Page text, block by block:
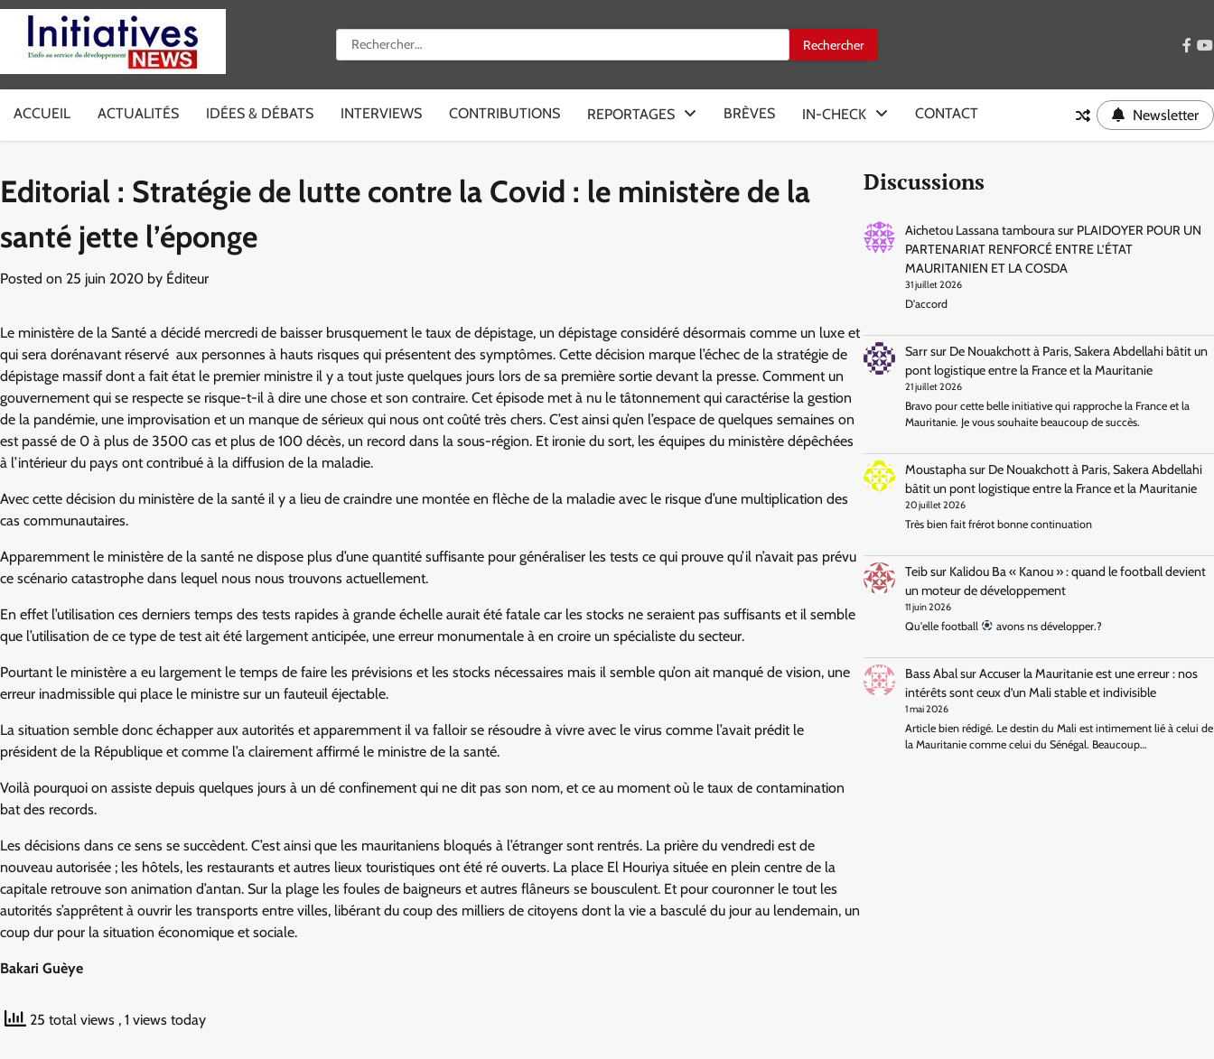
Skip
content
Rechercher :
ACCUEIL ACTUALITÉS IDÉES & DÉBATS INTERVIEWS CONTRIBUTIONS REPORTAGES BRÈVES IN-CHECK CONTACT Newsletter
Editorial : Stratégie de lutte contre la Covid : le ministère de la
santé jette l’éponge
Posted on 25 juin 2020 by Éditeur
Le ministère de la Santé a décidé mercredi de baisser brusquement le taux de dépistage, un dépistage considéré désormais comme un luxe et
qui sera dorénavant réservé aux personnes à hauts risques qui présentent des symptômes. Cette décision marque l’échec de la stratégie de
dépistage massif dont a fait état le premier ministre il y a tout juste quelques jours lors de sa première sortie devant la presse. Comment un
gouvernement qui se respecte se risque-t-il à dire une chose et son contraire. Cet épisode met à nu le tâtonnement qui caractérise la gestion
de la pandémie, une improvisation et un manque de sérieux qui nous ont coûté très chers. C’est ainsi qu’en l’espace de quelques semaines on
est passé de 0 à plus de 3500 cas et plus de 100 décès, un record dans la sous-région. Et ironie du sort, les équipes du ministère dépêchées
à l’intérieur du pays ont contribué à la diffusion de la maladie.
Avec cette décision du ministère de la santé il y a lieu de craindre une montée en flèche de la maladie avec le risque d’une multiplication des
cas communautaires.
Apparemment le ministère de la santé ne dispose plus d’une quantité suffisante pour généraliser les tests ce qui prouve qu’il n’avait pas prévu
ce scénario catastrophe dans lequel nous nous trouvons actuellement.
En effet l’utilisation ces derniers temps des tests rapides à grande échelle aurait été fatale car les stocks ne seraient pas suffisants et il semble
que l’utilisation de ce type de test ait été largement anticipée, une erreur monumentale à en croire un spécialiste du secteur.
Pourtant le ministère a eu largement le temps de faire les prévisions et les stocks nécessaires mais il semble qu’on ait manqué de vision, une
erreur inadmissible qui place le ministre sur un fauteuil éjectable.
La situation semble donc échapper aux autorités et apparemment il va falloir se résoudre à vivre avec le virus comme l’avait prédit le
président de la République et comme l’a clairement affirmé le ministre de la santé.
Voilà pourquoi on assiste depuis quelques jours à un dé confinement qui ne dit pas son nom, et ce au moment où le taux de contamination
bat des records.
Les décisions dans ce sens se succèdent. C’est ainsi que les mauritaniens bloqués à l’étranger sont rentrés. La prière du vendredi est de
nouveau autorisée ; les hôtels, les restaurants et autres lieux touristiques ont été ré ouverts. La place El Houriya située en plein centre de la
capitale retrouve son animation d’antan. Sur la plage les foules de baigneurs et autres flâneurs se bousculent. Et pour couronner le tout les
autorités s’apprêtent à ouvrir les transports entre villes, libérant du coup des milliers de citoyens dont la vie a basculé du jour au lendemain, un
coup dur pour la situation économique et sociale.
Bakari Guèye
25 total views , 1 views today
Discussions
Aichetou Lassana tambourasur PLAIDOYER POUR UN
PARTENARIAT RENFORCÉ ENTRE L’ÉTAT
MAURITANIEN ET LA COSDA
31 juillet 2026
D'accord
Sarrsur De Nouakchott à Paris, Sakera Abdellahi bâtit un
pont logistique entre la France et la Mauritanie
21 juillet 2026
Bravo pour cette belle initiative qui rapproche la France et la
Mauritanie. Je vous souhaite beaucoup de succès.
Moustaphasur De Nouakchott à Paris, Sakera Abdellahi
bâtit un pont logistique entre la France et la Mauritanie
20 juillet 2026
Très bien fait frérot bonne continuation
Teibsur Kalidou Ba « Kanou » : quand le football devient
un moteur de développement
11 juin 2026
Qu'elle football avons ns développer.?
Bass AbalsurAccuser la Mauritanie est une erreur : nos
intérêts sont ceux d’un Mali stable et indivisible
1 mai 2026
Article bien rédigé. Le destin du Mali est intimement lié à celui de
la Mauritanie comme celui du Sénégal. Beaucoup…